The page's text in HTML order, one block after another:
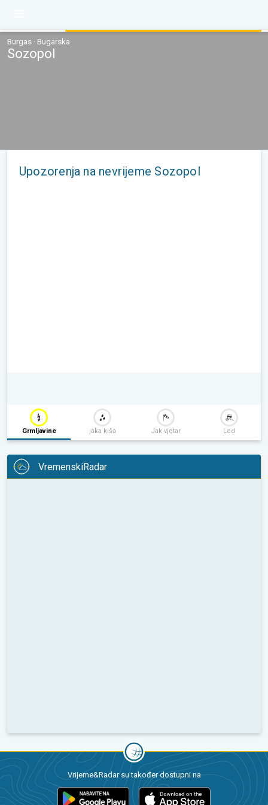
Burgas · Bugarska
Sozopol
Upozorenja na nevrijeme Sozopol
Grmljavine jaka kiša Jak vjetar Led
VremenskiRadar
Vrijeme&Radar su također dostupni na